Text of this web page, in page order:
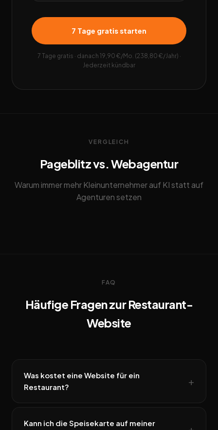
7 Tage gratis starten
7 Tage gratis · danach 19,90 €/Mo. (238,80 €/Jahr) ·
Jederzeit kündbar
VERGLEICH
Pageblitz vs. Webagentur
Warum immer mehr Kleinunternehmer auf KI statt auf
Agenturen setzen
FAQ
Häufige Fragen zur Restaurant-
Website
Was kostet eine Website für ein
Restaurant?
Kann ich die Speisekarte auf meiner